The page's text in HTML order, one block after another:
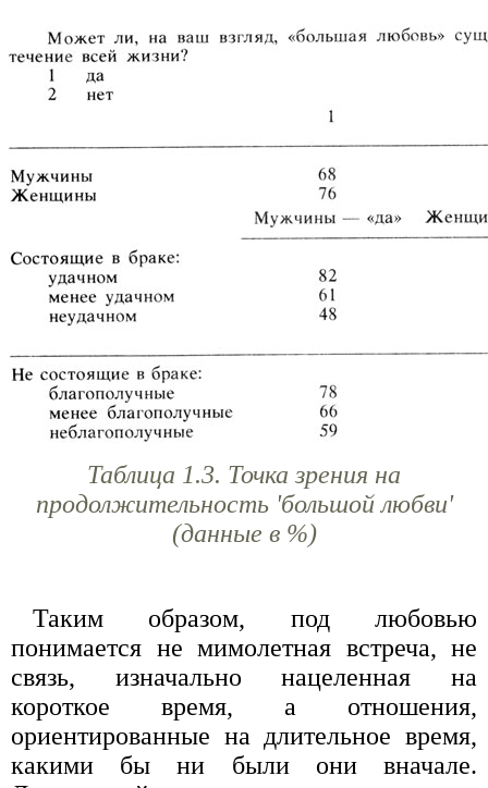
Таблица 1.3. Точка зрения на
продолжительность 'большой любви'
(данные в %)
Таким образом, под любовью
понимается не мимолетная встреча, не
связь, изначально нацеленная на
короткое время, а отношения,
ориентированные на длительное время,
какими бы ни были они вначале.